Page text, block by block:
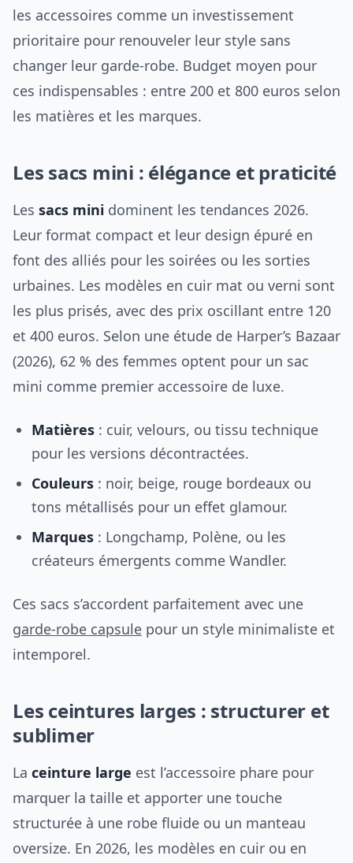
les accessoires comme un investissement
prioritaire pour renouveler leur style sans
changer leur garde-robe. Budget moyen pour
ces indispensables : entre 200 et 800 euros selon
les matières et les marques.
Les sacs mini : élégance et praticité
Les sacs mini dominent les tendances 2026.
Leur format compact et leur design épuré en
font des alliés pour les soirées ou les sorties
urbaines. Les modèles en cuir mat ou verni sont
les plus prisés, avec des prix oscillant entre 120
et 400 euros. Selon une étude de Harper’s Bazaar
(2026), 62 % des femmes optent pour un sac
mini comme premier accessoire de luxe.
Matières : cuir, velours, ou tissu technique
pour les versions décontractées.
Couleurs : noir, beige, rouge bordeaux ou
tons métallisés pour un effet glamour.
Marques : Longchamp, Polène, ou les
créateurs émergents comme Wandler.
Ces sacs s’accordent parfaitement avec une
garde-robe capsule pour un style minimaliste et
intemporel.
Les ceintures larges : structurer et
sublimer
La ceinture large est l’accessoire phare pour
marquer la taille et apporter une touche
structurée à une robe fluide ou un manteau
oversize. En 2026, les modèles en cuir ou en